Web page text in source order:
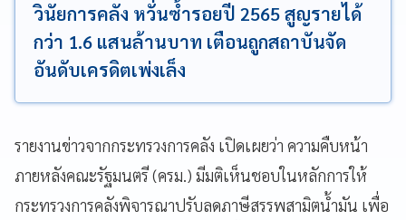
วินัยการคลัง หวั่นซ้ำรอยปี 2565 สูญรายได้
กว่า 1.6 แสนล้านบาท เตือนถูกสถาบันจัด
อันดับเครดิตเพ่งเล็ง
รายงานข่าวจากกระทรวงการคลัง เปิดเผยว่า ความคืบหน้า
ภายหลังคณะรัฐมนตรี (ครม.) มีมติเห็นชอบในหลักการให้
กระทรวงการคลังพิจารณาปรับลดภาษีสรรพสามิตน้ำมัน เพื่อ